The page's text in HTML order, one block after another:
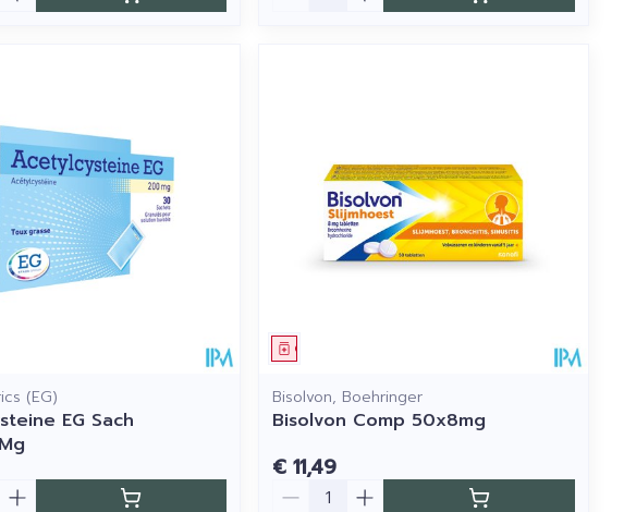
(EG)
EG Sach
Geneesmiddel
Bisolvon, Boehringer
Bisolvon Comp 50x8mg
€ 11,49
Aantal